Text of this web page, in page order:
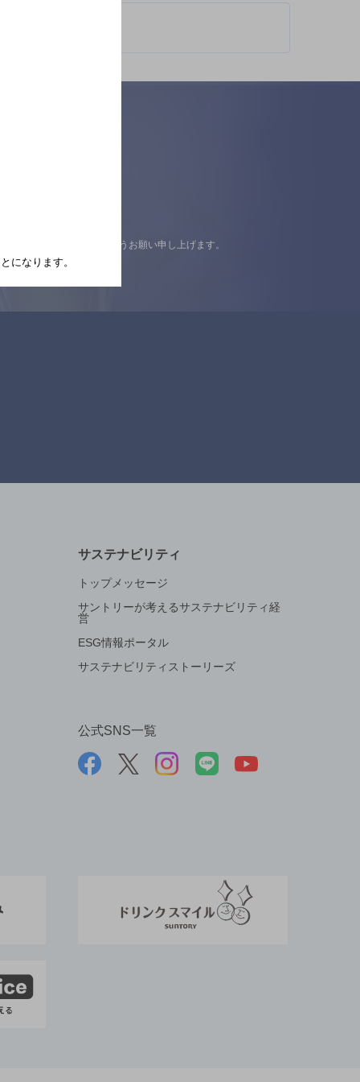
の上ご来店くださいますようお願い申し上げます。
サステナビリティ
トップメッセージ
サントリーが考えるサステナビリティ経
営
ESG情報ポータル
サステナビリティストーリーズ
公式SNS一覧
になります。